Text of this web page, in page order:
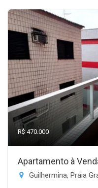
R$ 470.000
Apartamento à
Guilhermina, Praia